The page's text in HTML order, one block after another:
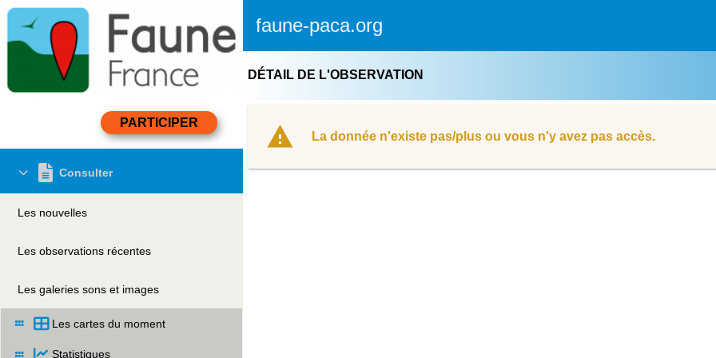
faune-paca.org
Consulter
Les nouvelles
Les observations récentes
Les galeries sons et images
Les cartes du moment
Statistiques
DÉTAIL DE L'OBSERVATION
La donnée n'existe pas/plus ou vous n'y avez pas accès.